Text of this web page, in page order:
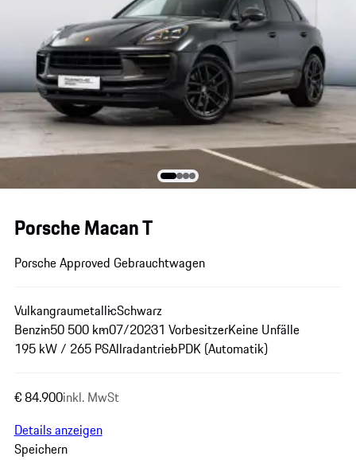
Porsche Macan T
Porsche Approved Gebrauchtwagen
VulkangraumetallicSchwarz
Benzin50 500 km07/20231 VorbesitzerKeine Unfälle
195 kW / 265 PSAllradantriebPDK (Automatik)
€ 84.900inkl. MwSt
Details anzeigen
Speichern